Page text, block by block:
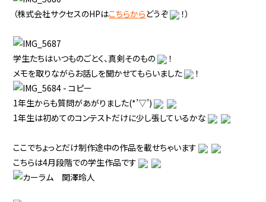
（株式会社サクセスのHPはこちらからどうぞ ！）
学生たちはいつものごとく、真剣そのもの
！
メモを取りながらお話しを聞かせてもらいました
！
1年生からも質問があがりました(*’▽’)
1年生は初めてのコンテストだけに少し張しているかな
ここでちょっとだけ制作途中の作品を載せちゃいます
こちらは4月段階での学生作品です